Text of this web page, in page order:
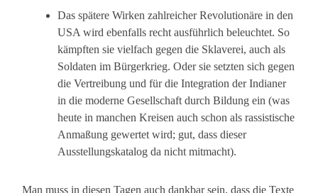
Das spätere Wirken zahlreicher Revolutionäre in den
USA wird ebenfalls recht ausführlich beleuchtet. So
kämpften sie vielfach gegen die Sklaverei, auch als
Soldaten im Bürgerkrieg. Oder sie setzten sich gegen
die Vertreibung und für die Integration der Indianer
in die moderne Gesellschaft durch Bildung ein (was
heute in manchen Kreisen auch schon als rassistische
Anmaßung gewertet wird; gut, dass dieser
Ausstellungskatalog da nicht mitmacht).
Man muss in diesen Tagen auch dankbar sein, dass die Texte